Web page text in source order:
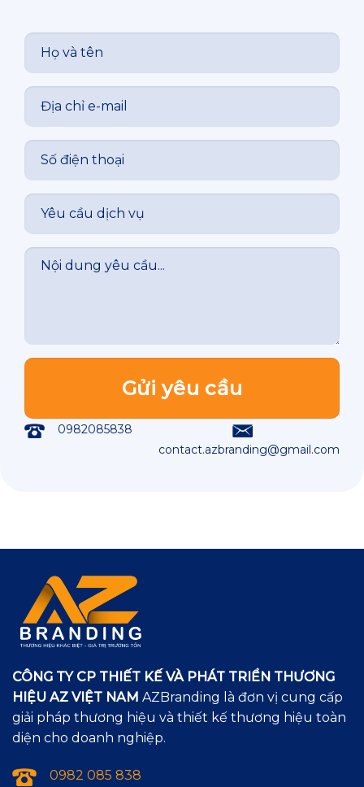
0982085838
contact.azbranding@gmail.com
CÔNG TY CP THIẾT KẾ VÀ PHÁT TRIỂN THƯƠNG
HIỆU AZ VIỆT NAM AZBranding là đơn vị cung cấp
giải pháp thương hiệu và thiết kế thương hiệu toàn
diện cho doanh nghiệp.
0982 085 838